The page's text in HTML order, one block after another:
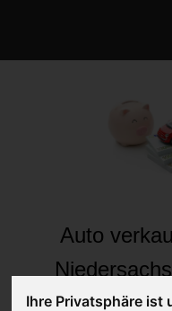
Ihre Privatsphäre ist
Auto
Online Auto